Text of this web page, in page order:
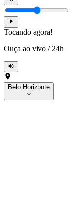
Tocando agora!
Ouça ao vivo / 24h
Belo Horizonte